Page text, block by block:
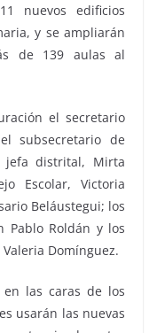
nuevos edificios
y se ampliarán
de 139 aulas al
el secretario
subsecretario de
jefa distrital, Mirta
Escolar, Victoria
Beláustegui; los
Pablo Roldán y los
Domínguez.
las caras de los
usarán las nuevas